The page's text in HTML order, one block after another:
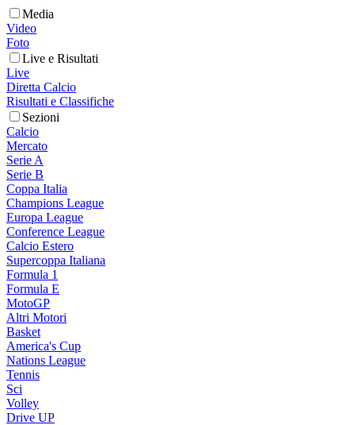
Media
Video
Foto
Live e Risultati
Live
Diretta Calcio
Risultati e Classifiche
Sezioni
Calcio
Mercato
Serie A
Serie B
Coppa Italia
Champions League
Europa League
Conference League
Calcio Estero
Supercoppa Italiana
Formula 1
Formula E
MotoGP
Altri Motori
Basket
America's Cup
Nations League
Tennis
Sci
Volley
Drive UP